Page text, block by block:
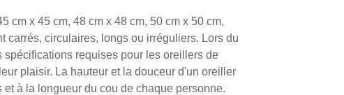
cm x 45 cm, 48 cm x 48 cm, 50 cm x 50 cm,
carrés, circulaires, longs ou irréguliers. Lors du
requises pour les oreillers de
plaisir. La hauteur et la douceur d'un oreiller
à la longueur du cou de chaque personne.